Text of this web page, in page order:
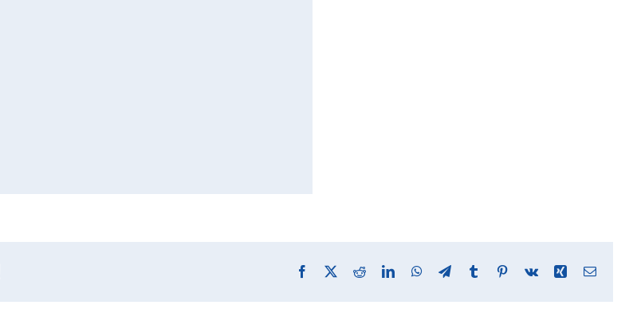
Facebook RedditLinkedInWhatsApp
TelegramTumblr Pinterest
Vk Xing Email